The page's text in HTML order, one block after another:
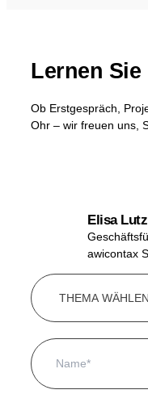
Lernen
Ob Erstgespräch,
Ohr – wir freuen uns,
Elisa Lutz
awicontax